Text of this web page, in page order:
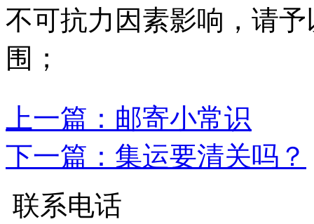
不可抗力因素影响，请
围；
上一篇：邮寄小常识
下一篇：集运要清关吗？
联系电话